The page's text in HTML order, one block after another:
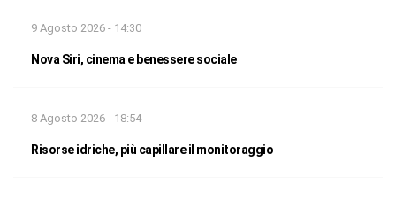
9 Agosto 2026 - 14:30
Nova Siri, cinema e benessere sociale
8 Agosto 2026 - 18:54
Risorse idriche, più capillare il monitoraggio